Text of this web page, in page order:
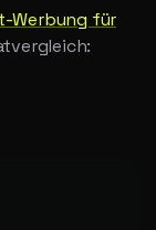
Werbung für